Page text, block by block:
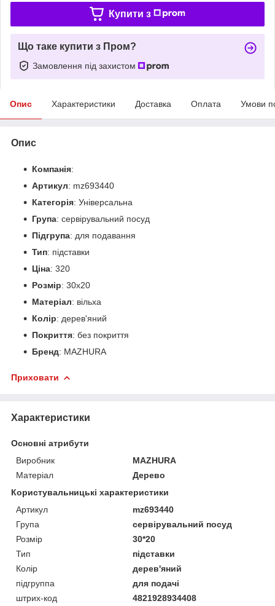
Купити з
Що таке купити з Пром?
Замовлення під захистом
Опис Характеристики Доставка Оплата Умови
Опис
Компанія:
Артикул: mz693440
Категорія: Універсальна
Група: сервірувальний посуд
Підгрупа: для подавання
Тип: підставки
Ціна: 320
Розмір: 30х20
Матеріал: вільха
Колір: дерев'яний
Покриття: без покриття
Бренд: MAZHURA
Приховати
Характеристики
Основні атрибути
Виробник
MAZHURA
Матеріал
Дерево
Користувальницькі характеристики
Артикул
mz693440
Група
сервірувальний посуд
Розмір
30*20
Тип
підставки
Колір
дерев'яний
підгруппа
для подачі
штрих-код
4821928934408